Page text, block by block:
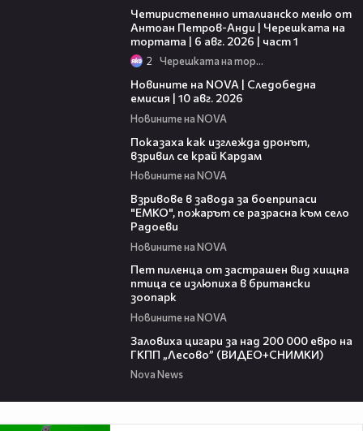
Четиристепенно италианско меню от
Антоан Петров-Анди | Черешката на
тортата | 6 авг. 2026 | част 1
2 Черешката на тортата
Новините на NOVA | Следобедна
емисия | 10 авг. 2026
Новините на NOVA
Показаха как изглежда дронът,
взривил се край Кардам
Новините на NOVA
Взривове в завода за боеприпаси
"ЕМКО", пожарът се разрасна към село
Радоеви
Новините на NOVA
Пет пиленца от застрашен вид хищна
птица се излюпиха в британски
зоопарк
Новините на NOVA
Заловиха цигари за над 200 000 евро на
ГКПП „Лесово” (ВИДЕО+СНИМКИ)
Nova News